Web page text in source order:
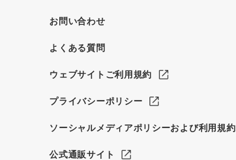
お問い合わせ
よくある質問
ウェブサイトご利用規約
プライバシーポリシー
ソーシャルメディアポリシーおよび利用規約
公式通販サイト